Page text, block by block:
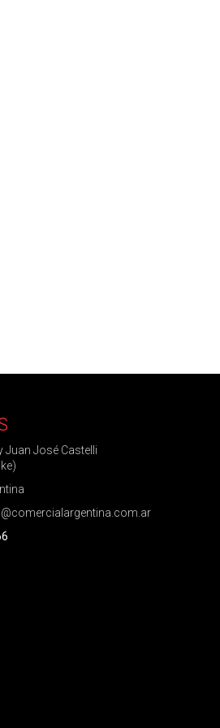
Juan José Castelli